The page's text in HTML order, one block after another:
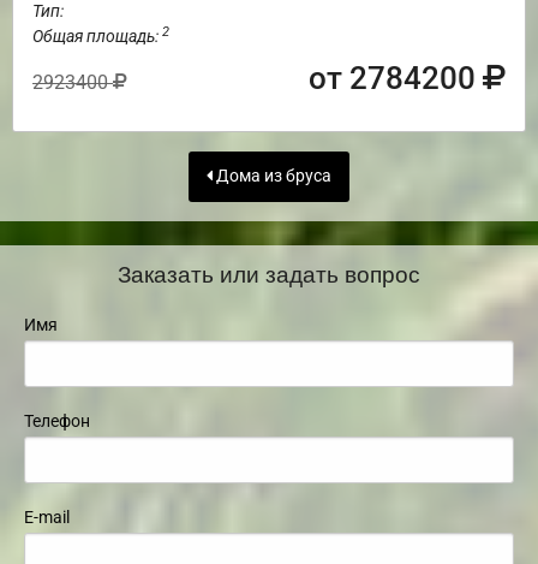
Тип:
Общая площадь: 2
2923400 от 2784200
Дома из бруса
Заказать или задать вопрос
Имя
Телефон
E-mail